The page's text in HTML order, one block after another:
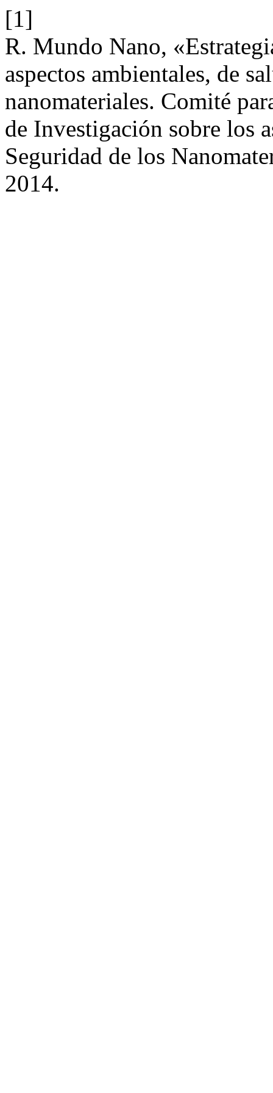
[1]
R. Mundo Nano,
aspectos ambientales, de
nanomateriales. Comité
de Investigación sobre los
Seguridad de los
2014.